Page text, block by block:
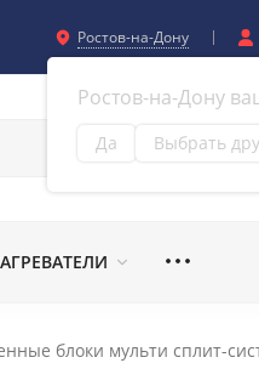
Ростов-на-Дону
Ростов-на-Дону
Да Выбрать
блоки мульти сплит-